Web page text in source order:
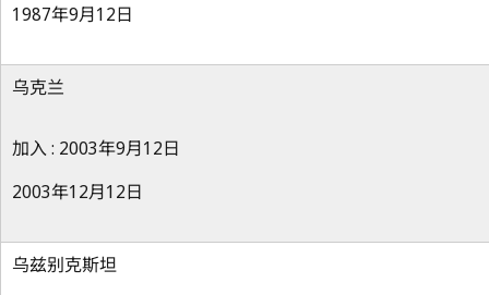
1987年9月12日
乌克兰
加入 : 2003年9月12日
2003年12月12日
乌兹别克斯坦